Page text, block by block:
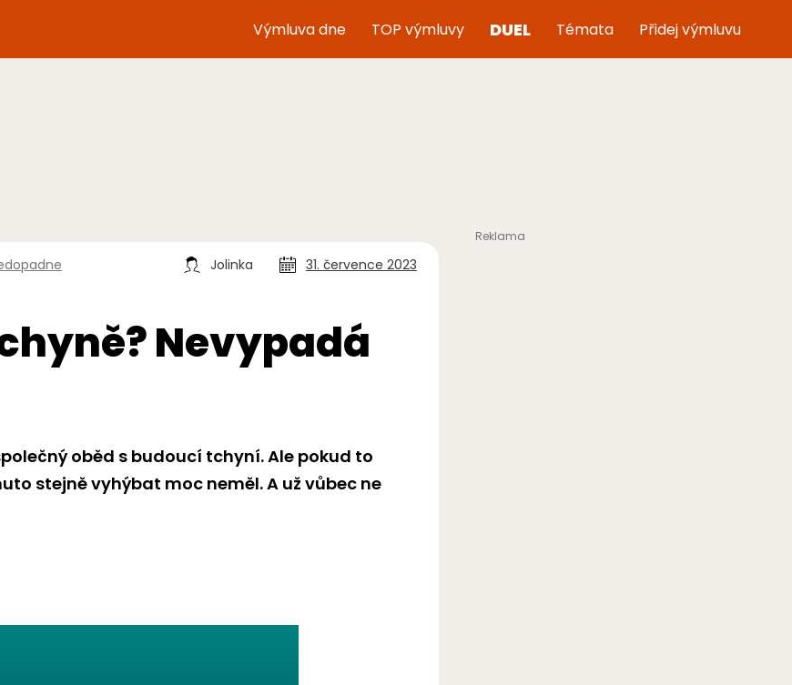
Výmluva dne TOP výmluvy DUEL Témata Přidej výmluvu
Jolinka 31. července 2023
Nevypadá
oběd s budoucí tchyní. Ale pokud to
stejně vyhýbat moc neměl. A už vůbec ne